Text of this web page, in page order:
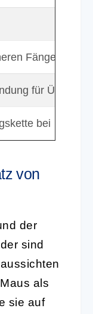
Fängen
für
bei
von
der
sind
als
sie auf